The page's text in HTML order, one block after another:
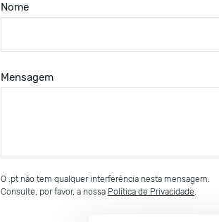
Nome
Mensagem
O .pt não tem qualquer interferência nesta mensagem.
Consulte, por favor, a nossa Política de Privacidade.